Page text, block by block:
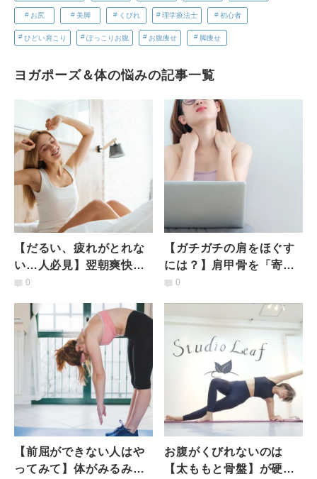
お尻 美脚 くびれ 理学療法士 初心者
ひどい肩こり ぽっこりお腹 お腹痩せ 脚痩せ
ヨガポーズ＆体の悩みの記事一覧
【だるい、疲れがとれな
い…人必見】翌朝爽快！
疲れを持ち越さないため
３選
0
【ガチガチの肩をほぐす
には？】肩甲骨を「寄せ
る→離す」がカギ！全方
ッチ
0
【前屈ができない人はや
ってみて】体がみるみる
お腹がくびれないのは
【太ももと骨盤】が硬い